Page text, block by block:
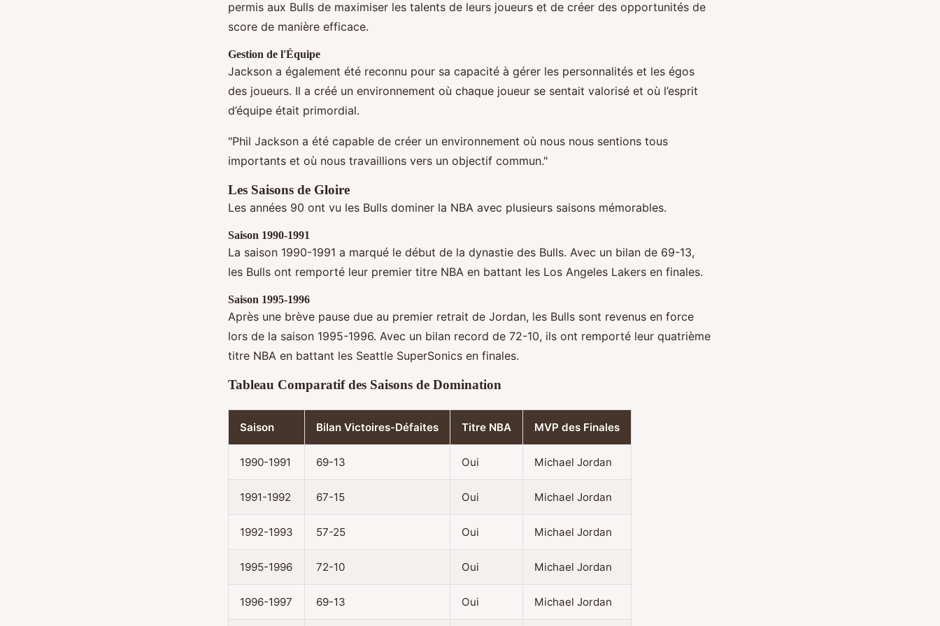
permis aux Bulls de maximiser les talents de leurs joueurs et de créer des opportunités de
score de manière efficace.
Gestion de l'Équipe
Jackson a également été reconnu pour sa capacité à gérer les personnalités et les égos
des joueurs. Il a créé un environnement où chaque joueur se sentait valorisé et où l’esprit
d’équipe était primordial.
"Phil Jackson a été capable de créer un environnement où nous nous sentions tous
importants et où nous travaillions vers un objectif commun."
Les Saisons de Gloire
Les années 90 ont vu les Bulls dominer la NBA avec plusieurs saisons mémorables.
Saison 1990-1991
La saison 1990-1991 a marqué le début de la dynastie des Bulls. Avec un bilan de 69-13,
les Bulls ont remporté leur premier titre NBA en battant les Los Angeles Lakers en finales.
Saison 1995-1996
Après une brève pause due au premier retrait de Jordan, les Bulls sont revenus en force
lors de la saison 1995-1996. Avec un bilan record de 72-10, ils ont remporté leur quatrième
titre NBA en battant les Seattle SuperSonics en finales.
Tableau Comparatif des Saisons de Domination
Saison Bilan Victoires-Défaites Titre NBA MVP des Finales
1990-1991 69-13 Oui Michael Jordan
1991-1992 67-15 Oui Michael Jordan
1992-1993 57-25 Oui Michael Jordan
1995-1996 72-10 Oui Michael Jordan
1996-1997 69-13 Oui Michael Jordan